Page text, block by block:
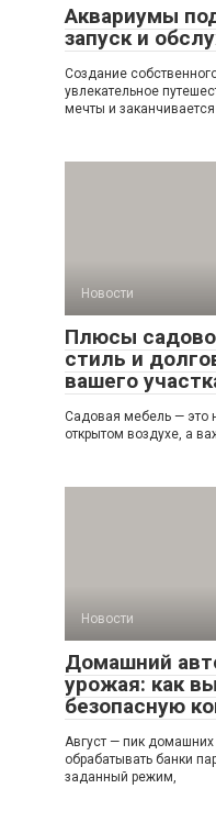
Аквариумы
запуск и
Создание
увлекательное
мечты и заканчивается
Новости
Плюсы
стиль и
вашего
Садовая мебель — это
открытом воздухе, а
Новости
Домашний
урожая: как
безопасную
Август — пик домашних
обрабатывать банки
заданный режим,